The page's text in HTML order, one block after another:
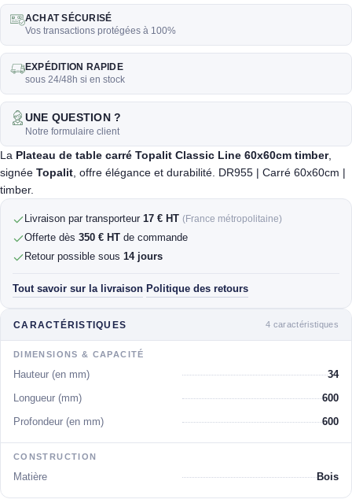
ACHAT SÉCURISÉ
Vos transactions protégées à 100%
EXPÉDITION RAPIDE
sous 24/48h si en stock
UNE QUESTION ?
Notre formulaire client
La Plateau de table carré Topalit Classic Line 60x60cm timber,
signée Topalit , offre élégance et durabilité. DR955 | Carré 60x60cm |
timber.
Livraison par transporteur 17 € HT (France métropolitaine)
Offerte dès 350 € HT de commande
Retour possible sous 14 jours
Tout savoir sur la livraison· Politique des retours
CARACTÉRISTIQUES 4 caractéristiques
DIMENSIONS & CAPACITÉ
Hauteur (en mm) 34
Longueur (mm) 600
Profondeur (en mm) 600
CONSTRUCTION
Matière Bois